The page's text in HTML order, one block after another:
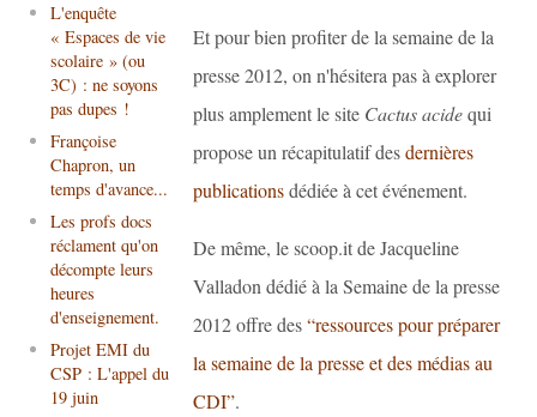
L'enquête
« Espaces de vie
scolaire » (ou
3C) : ne soyons
pas dupes !
Françoise
Chapron, un
temps d'avance...
Les profs docs
réclament qu'on
décompte leurs
heures
d'enseignement.
Projet EMI du
CSP : L'appel du
19 juin
Et pour bien profiter de la semaine de la
presse 2012, on n'hésitera pas à explorer
plus amplement le site Cactus acidequi
propose un récapitulatif desdernières
publicationsdédiée à cet événement.
De même, le scoop.it de Jacqueline
Valladon dédié à la Semaine de la presse
2012 offre des“ressources pour préparer
la semaine de la presse et des médias au
CDI”.